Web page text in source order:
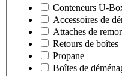
Conteneurs U-
Accessoires de
Attaches de
Retours de boîtes
Propane
Boîtes de